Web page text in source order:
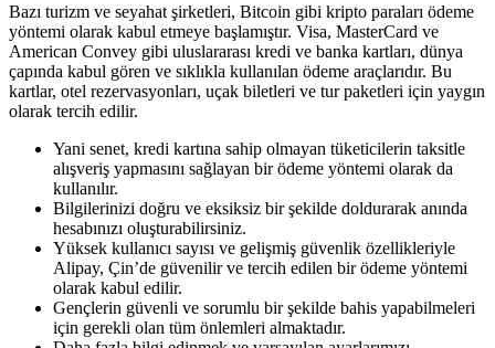
Bazı turizm ve seyahat şirketleri, Bitcoin gibi kripto paraları ödeme
yöntemi olarak kabul etmeye başlamıştır. Visa, MasterCard ve
American Convey gibi uluslararası kredi ve banka kartları, dünya
çapında kabul gören ve sıklıkla kullanılan ödeme araçlarıdır. Bu
kartlar, otel rezervasyonları, uçak biletleri ve tur paketleri için yaygın
olarak tercih edilir.
Yani senet, kredi kartına sahip olmayan tüketicilerin taksitle
alışveriş yapmasını sağlayan bir ödeme yöntemi olarak da
kullanılır.
Bilgilerinizi doğru ve eksiksiz bir şekilde doldurarak anında
hesabınızı oluşturabilirsiniz.
Yüksek kullanıcı sayısı ve gelişmiş güvenlik özellikleriyle
Alipay, Çin’de güvenilir ve tercih edilen bir ödeme yöntemi
olarak kabul edilir.
Gençlerin güvenli ve sorumlu bir şekilde bahis yapabilmeleri
için gerekli olan tüm önlemleri almaktadır.